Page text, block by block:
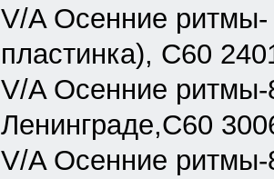
V/A Осенние ритмы-
пластинка), С60
V/A Осенние
Ленинграде,С60
V/A Осенние ритмы-